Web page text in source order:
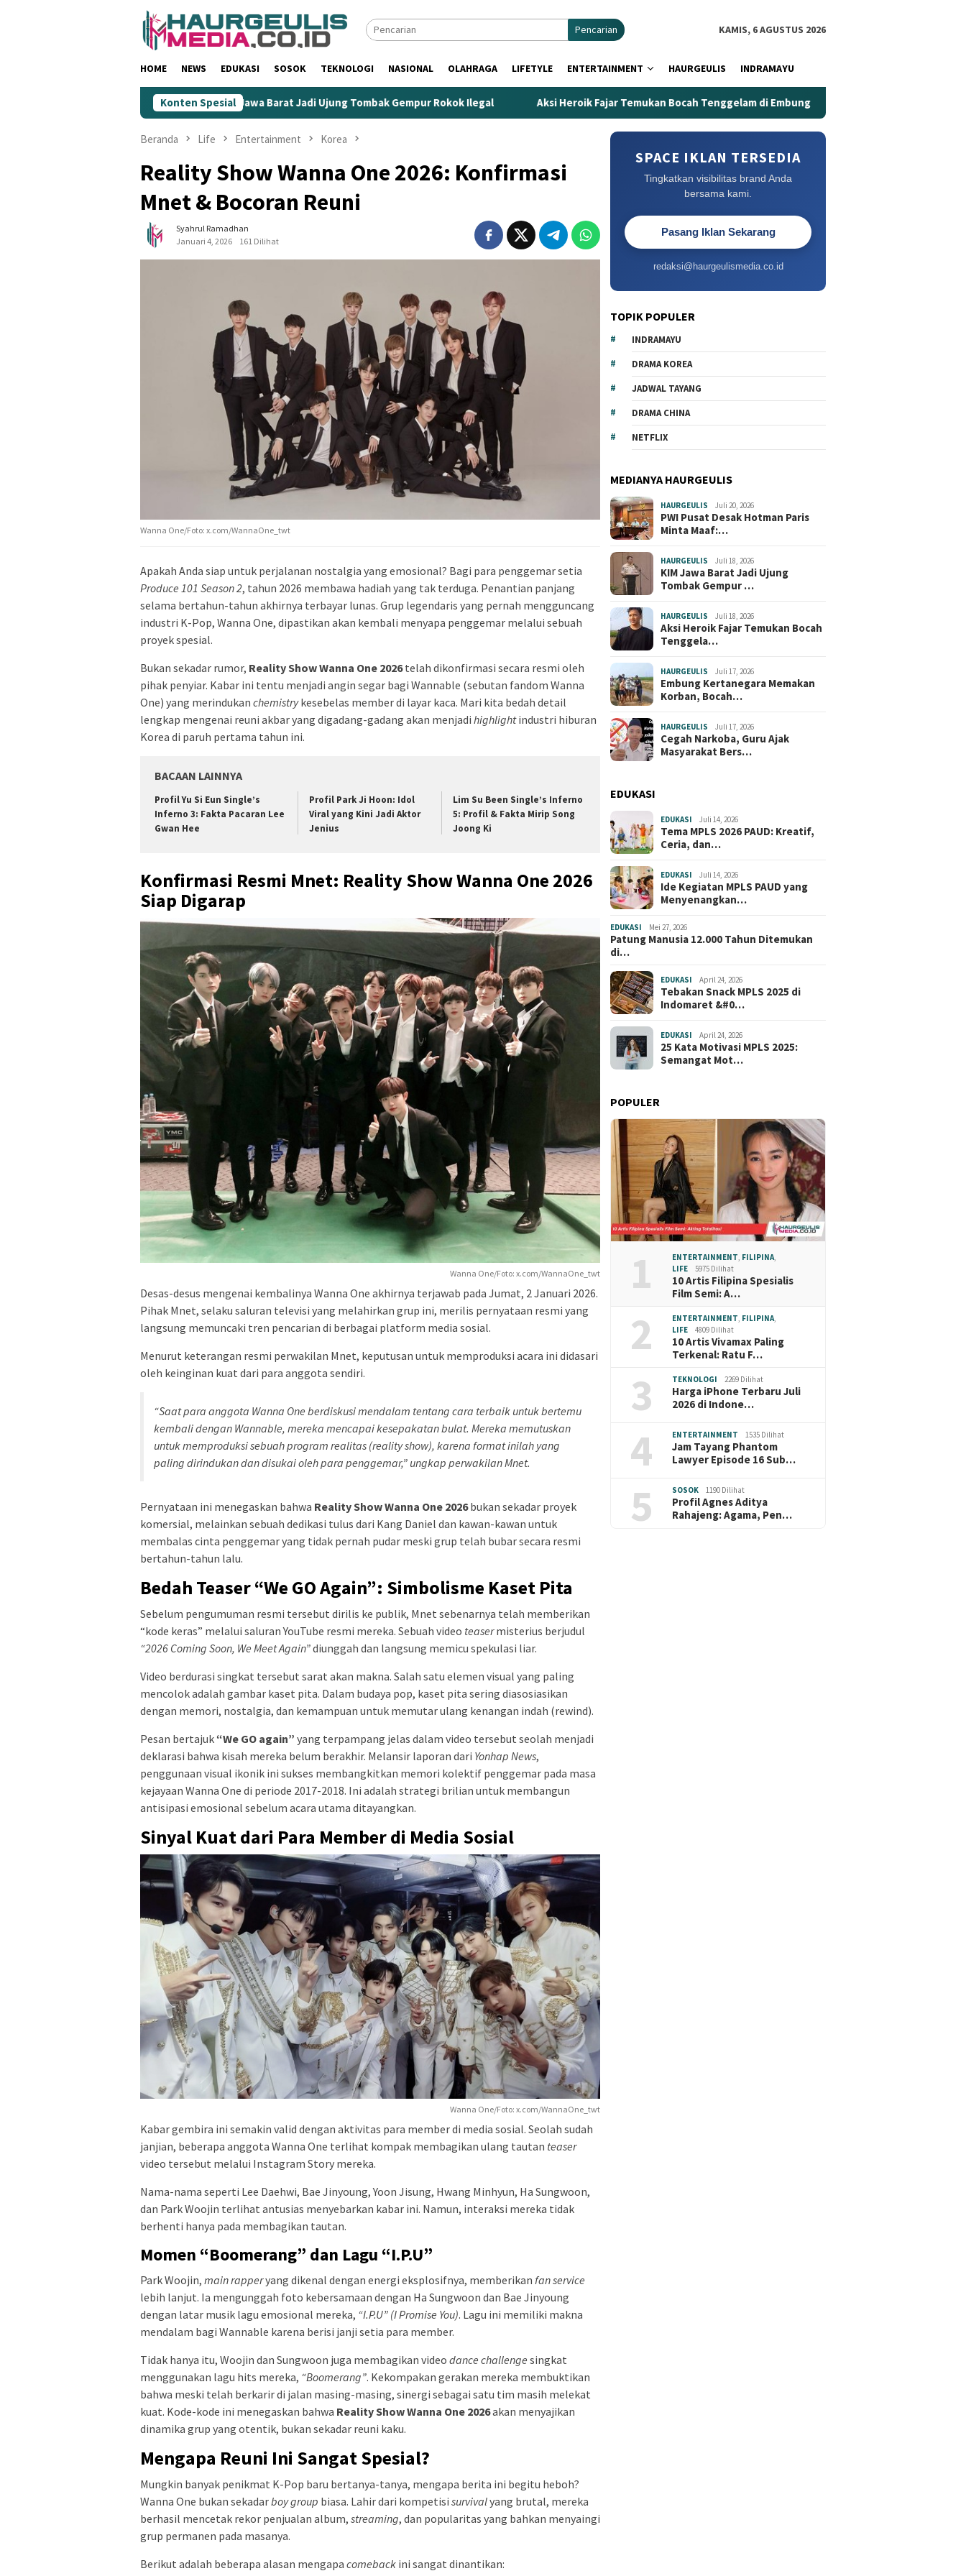
Pencarian KAMIS, 6 AGUSTUS 2026
HOME NEWS EDUKASI SOSOK TEKNOLOGI NASIONAL OLAHRAGA LIFETYLE ENTERTAINMENT HAURGEULIS INDRAMAYU
Konten Spesial
KIM Jawa Barat Jadi Ujung Tombak Gempur Rokok Ilegal Aksi Heroik Fajar Temukan Bocah Tenggelam di Embung Kertanegara
Beranda Life Entertainment Korea
Reality Show Wanna One 2026: Konfirmasi
Mnet & Bocoran Reuni
Syahrul Ramadhan
Januari 4, 2026
161 Dilihat
Wanna One/Foto: x.com/WannaOne_twt
Apakah Anda siap untuk perjalanan nostalgia yang emosional? Bagi para penggemar setia
Produce 101 Season 2, tahun 2026 membawa hadiah yang tak terduga. Penantian panjang
selama bertahun-tahun akhirnya terbayar lunas. Grup legendaris yang pernah mengguncang
industri K-Pop, Wanna One, dipastikan akan kembali menyapa penggemar melalui sebuah
proyek spesial.
Bukan sekadar rumor, Reality Show Wanna One 2026telah dikonfirmasi secara resmi oleh
pihak penyiar. Kabar ini tentu menjadi angin segar bagi Wannable (sebutan fandom Wanna
One) yang merindukan chemistrykesebelas member di layar kaca. Mari kita bedah detail
lengkap mengenai reuni akbar yang digadang-gadang akan menjadi highlightindustri hiburan
Korea di paruh pertama tahun ini.
BACAAN LAINNYA
Profil Yu Si Eun Single’s
Inferno 3: Fakta Pacaran Lee
Gwan Hee
Profil Park Ji Hoon: Idol
Viral yang Kini Jadi Aktor
Jenius
Lim Su Been Single’s Inferno
5: Profil & Fakta Mirip Song
Joong Ki
Konfirmasi Resmi Mnet: Reality Show Wanna One 2026
Siap Digarap
Wanna One/Foto: x.com/WannaOne_twt
Desas-desus mengenai kembalinya Wanna One akhirnya terjawab pada Jumat, 2 Januari 2026.
Pihak Mnet, selaku saluran televisi yang melahirkan grup ini, merilis pernyataan resmi yang
langsung memuncaki tren pencarian di berbagai platform media sosial.
Menurut keterangan resmi perwakilan Mnet, keputusan untuk memproduksi acara ini didasari
oleh keinginan kuat dari para anggota sendiri.
“Saat para anggota Wanna One berdiskusi mendalam tentang cara terbaik untuk bertemu
kembali dengan Wannable, mereka mencapai kesepakatan bulat. Mereka memutuskan
untuk memproduksi sebuah program realitas (reality show), karena format inilah yang
paling dirindukan dan disukai oleh para penggemar,” ungkap perwakilan Mnet.
Pernyataan ini menegaskan bahwa Reality Show Wanna One 2026bukan sekadar proyek
komersial, melainkan sebuah dedikasi tulus dari Kang Daniel dan kawan-kawan untuk
membalas cinta penggemar yang tidak pernah pudar meski grup telah bubar secara resmi
bertahun-tahun lalu.
Bedah Teaser “We GO Again”: Simbolisme Kaset Pita
Sebelum pengumuman resmi tersebut dirilis ke publik, Mnet sebenarnya telah memberikan
“kode keras” melalui saluran YouTube resmi mereka. Sebuah video teasermisterius berjudul
“2026 Coming Soon, We Meet Again”diunggah dan langsung memicu spekulasi liar.
Video berdurasi singkat tersebut sarat akan makna. Salah satu elemen visual yang paling
mencolok adalah gambar kaset pita. Dalam budaya pop, kaset pita sering diasosiasikan
dengan memori, nostalgia, dan kemampuan untuk memutar ulang kenangan indah (rewind).
Pesan bertajuk “We GO again” yang terpampang jelas dalam video tersebut seolah menjadi
deklarasi bahwa kisah mereka belum berakhir. Melansir laporan dari Yonhap News,
penggunaan visual ikonik ini sukses membangkitkan memori kolektif penggemar pada masa
kejayaan Wanna One di periode 2017-2018. Ini adalah strategi brilian untuk membangun
antisipasi emosional sebelum acara utama ditayangkan.
Sinyal Kuat dari Para Member di Media Sosial
Wanna One/Foto: x.com/WannaOne_twt
Kabar gembira ini semakin valid dengan aktivitas para member di media sosial. Seolah sudah
janjian, beberapa anggota Wanna One terlihat kompak membagikan ulang tautan teaser
video tersebut melalui Instagram Story mereka.
Nama-nama seperti Lee Daehwi, Bae Jinyoung, Yoon Jisung, Hwang Minhyun, Ha Sungwoon,
dan Park Woojin terlihat antusias menyebarkan kabar ini. Namun, interaksi mereka tidak
berhenti hanya pada membagikan tautan.
Momen “Boomerang” dan Lagu “I.P.U”
Park Woojin, main rapperyang dikenal dengan energi eksplosifnya, memberikan fan service
lebih lanjut. Ia mengunggah foto kebersamaan dengan Ha Sungwoon dan Bae Jinyoung
dengan latar musik lagu emosional mereka, “I.P.U” (I Promise You). Lagu ini memiliki makna
mendalam bagi Wannable karena berisi janji setia para member.
Tidak hanya itu, Woojin dan Sungwoon juga membagikan video dance challenge singkat
menggunakan lagu hits mereka, “Boomerang”. Kekompakan gerakan mereka membuktikan
bahwa meski telah berkarir di jalan masing-masing, sinergi sebagai satu tim masih melekat
kuat. Kode-kode ini menegaskan bahwa Reality Show Wanna One 2026akan menyajikan
dinamika grup yang otentik, bukan sekadar reuni kaku.
Mengapa Reuni Ini Sangat Spesial?
Mungkin banyak penikmat K-Pop baru bertanya-tanya, mengapa berita ini begitu heboh?
Wanna One bukan sekadarboy group biasa. Lahir dari kompetisi survivalyang brutal, mereka
berhasil mencetak rekor penjualan album, streaming, dan popularitas yang bahkan menyaingi
grup permanen pada masanya.
Berikut adalah beberapa alasan mengapa comeback ini sangat dinantikan:
SPACE IKLAN TERSEDIA
Tingkatkan visibilitas brand Anda
bersama kami.
Pasang Iklan Sekarang
redaksi@haurgeulismedia.co.id
TOPIK POPULER
INDRAMAYU
DRAMA KOREA
JADWAL TAYANG
DRAMA CHINA
NETFLIX
MEDIANYA HAURGEULIS
HAURGEULIS Juli 20, 2026
PWI Pusat Desak Hotman Paris
Minta Maaf:…
HAURGEULIS Juli 18, 2026
KIM Jawa Barat Jadi Ujung
Tombak Gempur …
HAURGEULIS Juli 18, 2026
Aksi Heroik Fajar Temukan Bocah
Tenggela…
HAURGEULIS Juli 17, 2026
Embung Kertanegara Memakan
Korban, Bocah…
HAURGEULIS Juli 17, 2026
Cegah Narkoba, Guru Ajak
Masyarakat Bers…
EDUKASI
EDUKASI Juli 14, 2026
Tema MPLS 2026 PAUD: Kreatif,
Ceria, dan…
EDUKASI Juli 14, 2026
Ide Kegiatan MPLS PAUD yang
Menyenangkan…
EDUKASI Mei 27, 2026
Patung Manusia 12.000 Tahun Ditemukan
di…
EDUKASI April 24, 2026
Tebakan Snack MPLS 2025 di
Indomaret &#0…
EDUKASI April 24, 2026
25 Kata Motivasi MPLS 2025:
Semangat Mot…
POPULER
1 ENTERTAINMENT FILIPINA
LIFE
5975 Dilihat
10 Artis Filipina Spesialis
Film Semi: A…
2 ENTERTAINMENT FILIPINA
LIFE
4809 Dilihat
10 Artis Vivamax Paling
Terkenal: Ratu F…
3 TEKNOLOGI 2269 Dilihat
Harga iPhone Terbaru Juli
2026 di Indone…
4 ENTERTAINMENT 1535 Dilihat
Jam Tayang Phantom
Lawyer Episode 16 Sub…
5 SOSOK 1190 Dilihat
Profil Agnes Aditya
Rahajeng: Agama, Pen…